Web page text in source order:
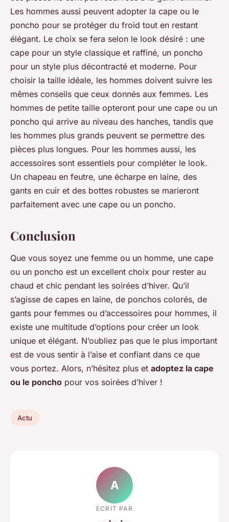
Les hommes aussi peuvent adopter la cape ou le
poncho pour se protéger du froid tout en restant
élégant. Le choix se fera selon le look désiré : une
cape pour un style classique et raffiné, un poncho
pour un style plus décontracté et moderne. Pour
choisir la taille idéale, les hommes doivent suivre les
mêmes conseils que ceux donnés aux femmes. Les
hommes de petite taille opteront pour une cape ou un
poncho qui arrive au niveau des hanches, tandis que
les hommes plus grands peuvent se permettre des
pièces plus longues. Pour les hommes aussi, les
accessoires sont essentiels pour compléter le look.
Un chapeau en feutre, une écharpe en laine, des
gants en cuir et des bottes robustes se marieront
parfaitement avec une cape ou un poncho.
Conclusion
Que vous soyez une femme ou un homme, une cape
ou un poncho est un excellent choix pour rester au
chaud et chic pendant les soirées d’hiver. Qu’il
s’agisse de capes en laine, de ponchos colorés, de
gants pour femmes ou d’accessoires pour hommes, il
existe une multitude d’options pour créer un look
unique et élégant. N’oubliez pas que le plus important
est de vous sentir à l’aise et confiant dans ce que
vous portez. Alors, n’hésitez plus et adoptez la cape
ou le poncho pour vos soirées d’hiver !
Actu
A
ECRIT PAR